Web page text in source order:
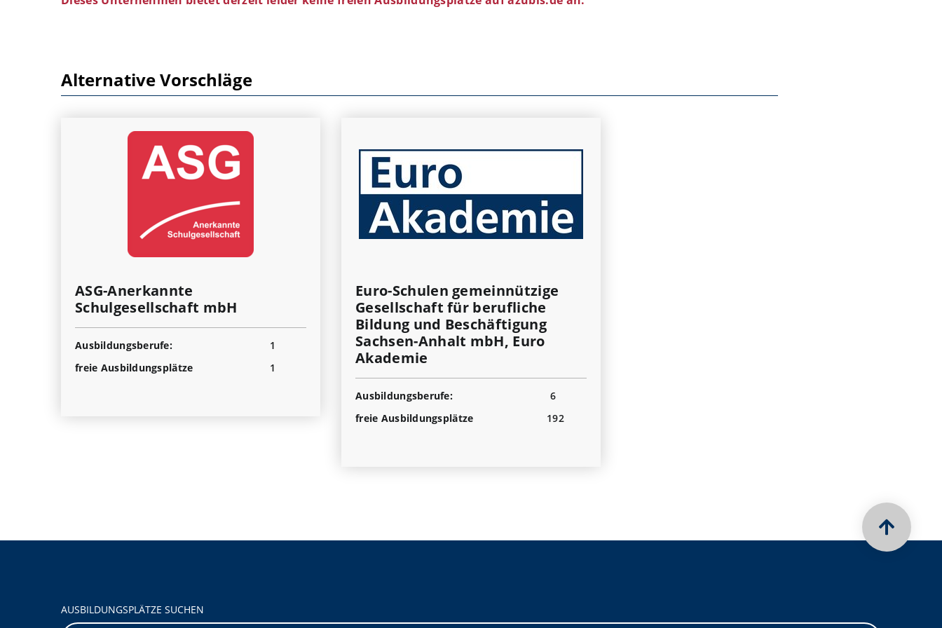
Alternative Vorschläge
ASG-Anerkannte
Schulgesellschaft mbH
Ausbildungsberufe:
1
freie Ausbildungsplätze
1
Euro-Schulen gemeinnützige
Gesellschaft für berufliche
Bildung und Beschäftigung
Sachsen-Anhalt mbH, Euro
Akademie
Ausbildungsberufe:
6
freie Ausbildungsplätze
192
AUSBILDUNGSPLÄTZE SUCHEN